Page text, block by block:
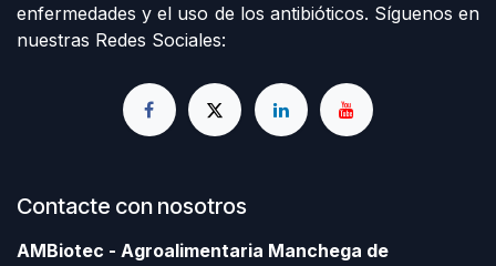
enfermedades y el uso de los antibióticos. Síguenos en
nuestras Redes Sociales:
Contacte con nosotros
AMBiotec - Agroalimentaria Manchega de